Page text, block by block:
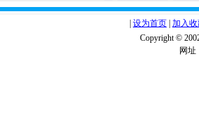
设为首页 加入
Copyright ©
网址